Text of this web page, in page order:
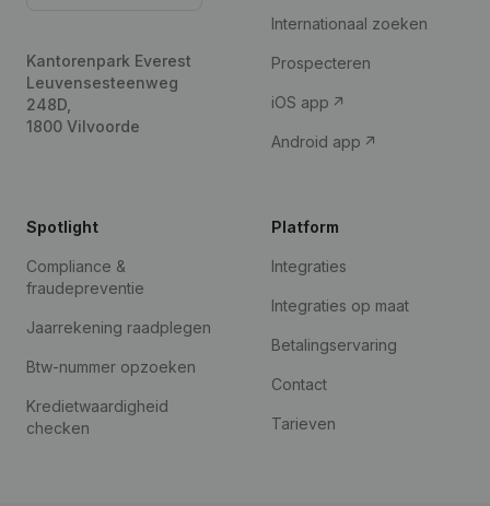
Kantorenpark Everest
Leuvensesteenweg
248D,
1800 Vilvoorde
Internationaal zoeken
Prospecteren
iOS app
Android app
Spotlight
Compliance &
fraudepreventie
Jaarrekening raadplegen
Btw-nummer opzoeken
Kredietwaardigheid
checken
Platform
Integraties
Integraties op maat
Betalingservaring
Contact
Tarieven